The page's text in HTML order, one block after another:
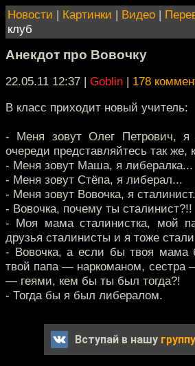
Новости | Картинки | Видео |
клуб
Анекдот про Вовочку
22.05.11 12:37 | Goblin | 178
В класс приходит новый учитель:
- Меня зовут Олег Петрович,
очереди представляйтесь так же,
- Меня зовут Маша, я либералка...
- Меня зовут Стёпа, я либерал...
- Меня зовут Вовочка, я сталинист.
- Вовочка, почему ты сталинист?!!
- Моя мама сталинистка, мой
друзья сталинисты и я тоже
- Вовочка, а если бы твоя мама
твой папа — наркоманом,
— геями, кем бы ты был тогда?!
- Тогда бы я был либералом.
Вступай в нашу